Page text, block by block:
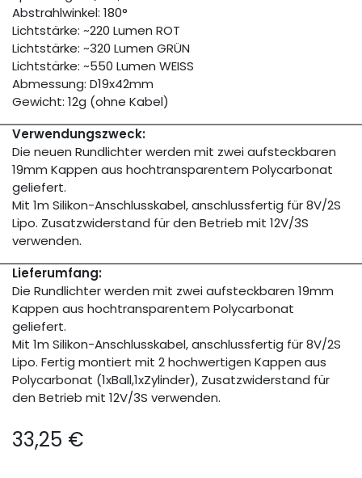
Abstrahlwinkel: 180°
Lichtstärke: ~220 Lumen ROT
Lichtstärke: ~320 Lumen GRÜN
Lichtstärke: ~550 Lumen WEISS
Abmessung: D19x42mm
Gewicht: 12g (ohne Kabel)
Verwendungszweck:
Die neuen Rundlichter werden mit zwei aufsteckbaren
19mm Kappen aus hochtransparentem Polycarbonat
geliefert.
Mit 1m Silikon-Anschlusskabel, anschlussfertig für 8V/2S
Lipo. Zusatzwiderstand für den Betrieb mit 12V/3S
verwenden.
Lieferumfang:
Die Rundlichter werden mit zwei aufsteckbaren 19mm
Kappen aus hochtransparentem Polycarbonat
geliefert.
Mit 1m Silikon-Anschlusskabel, anschlussfertig für 8V/2S
Lipo. Fertig montiert mit 2 hochwertigen Kappen aus
Polycarbonat (1xBall,1xZylinder), Zusatzwiderstand für
den Betrieb mit 12V/3S verwenden.
33,25 €